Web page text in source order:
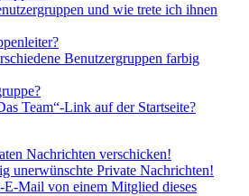
und wie trete ich ihnen
Benutzergruppen farbig
Team“-Link auf der Startseite?
Nachrichten verschicken!
unerwünschte Private Nachrichten!
E-Mail von einem Mitglied dieses